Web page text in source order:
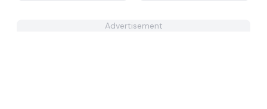
Advertisement